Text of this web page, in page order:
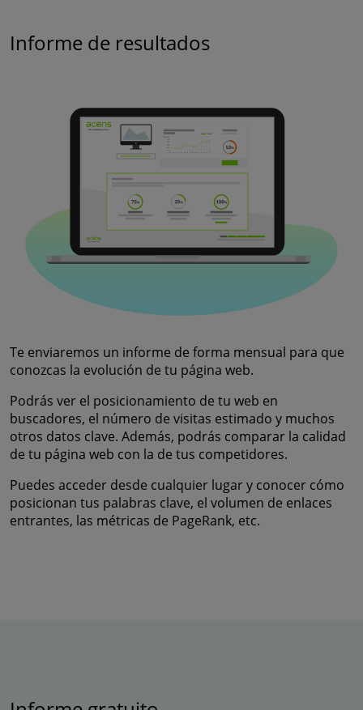
Informe de resultados
Te enviaremos un informe de forma mensual para que
conozcas la evolución de tu página web.
Podrás ver el posicionamiento de tu web en
buscadores, el número de visitas estimado y muchos
otros datos clave. Además, podrás comparar la calidad
de tu página web con la de tus competidores.
Puedes acceder desde cualquier lugar y conocer cómo
posicionan tus palabras clave, el volumen de enlaces
entrantes, las métricas de PageRank, etc.